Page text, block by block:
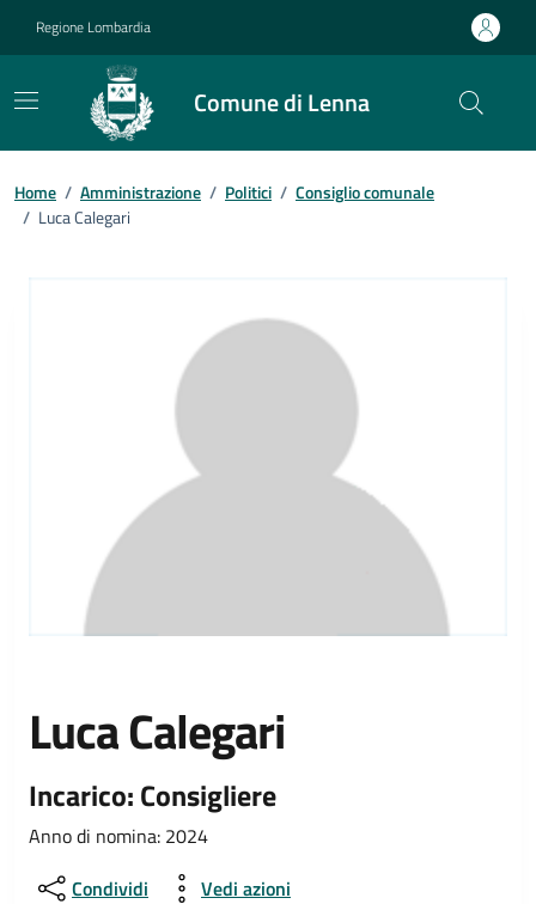
Regione Lombardia
Comune di Lenna
Home / Amministrazione / Politici / Consiglio comunale
/ Luca Calegari
Luca Calegari
Incarico: Consigliere
Anno di nomina: 2024
Condividi
Vedi azioni